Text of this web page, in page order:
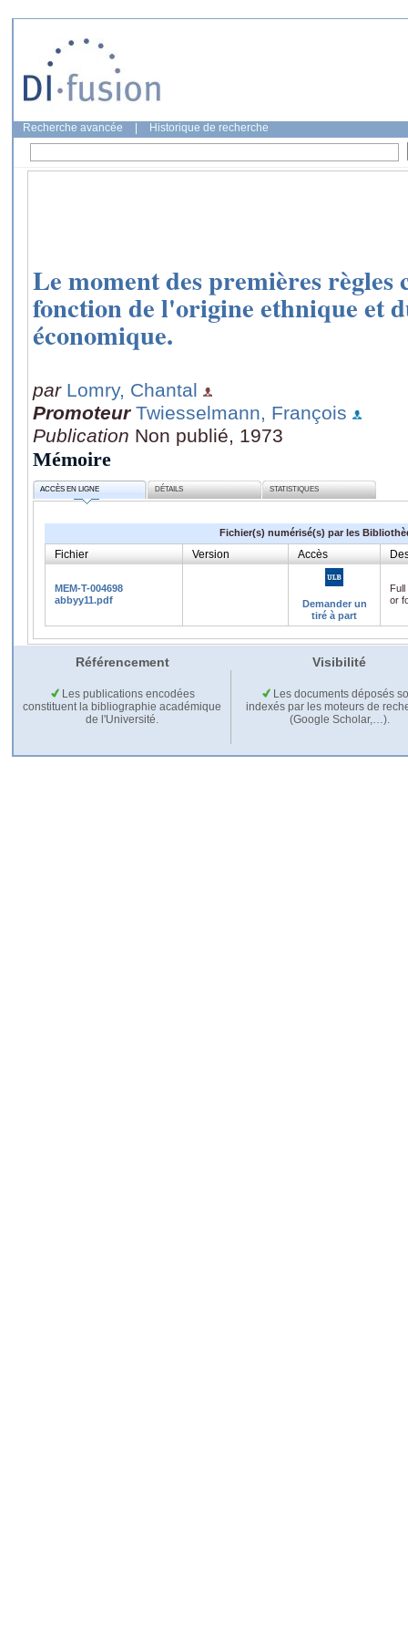
Recherche avancée Historique de recherche
Le moment des premières règles
fonction de l'origine ethnique et
économique.
par Lomry, Chantal
Promoteur Twiesselmann, François
Publication Non publié, 1973
Mémoire
ACCÈS EN LIGNE DÉTAILS STATISTIQUES
Fichier(s) numérisé(s) par les
Fichier Version Accès
MEM-T-004698
abbyy11.pdf
Demander un
tiré à part
or
Référencement Visibilité
Les publications encodées
constituent la bibliographie académique
de l'Université.
Les documents déposés
indexés par les moteurs de
(Google Scholar,…).